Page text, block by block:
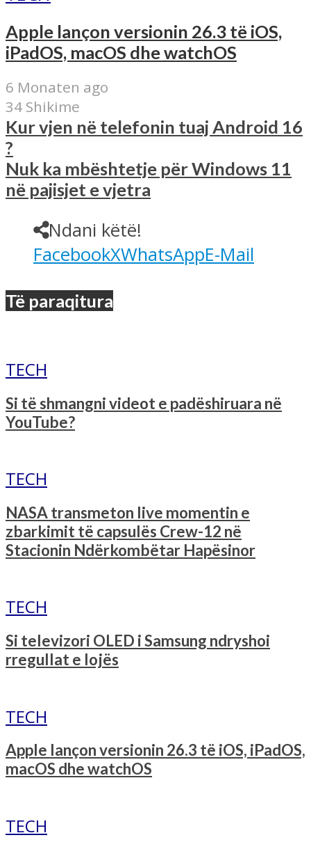
Apple lançon versionin 26.3 të iOS,
iPadOS, macOS dhe watchOS
6 Monaten ago
34 Shikime
Kur vjen në telefonin tuaj Android 16
?
Nuk ka mbështetje për Windows 11
në pajisjet e vjetra
Ndani këtë!
FacebookXWhatsAppE-Mail
Të paraqitura
TECH
Si të shmangni videot e padëshiruara në
YouTube?
TECH
NASA transmeton live momentin e
zbarkimit të capsulës Crew-12 në
Stacionin Ndërkombëtar Hapësinor
TECH
Si televizori OLED i Samsung ndryshoi
rregullat e lojës
TECH
Apple lançon versionin 26.3 të iOS, iPadOS,
macOS dhe watchOS
TECH